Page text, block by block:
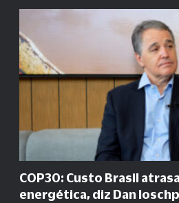
COP30: Custo Brasil
energética, diz Dan